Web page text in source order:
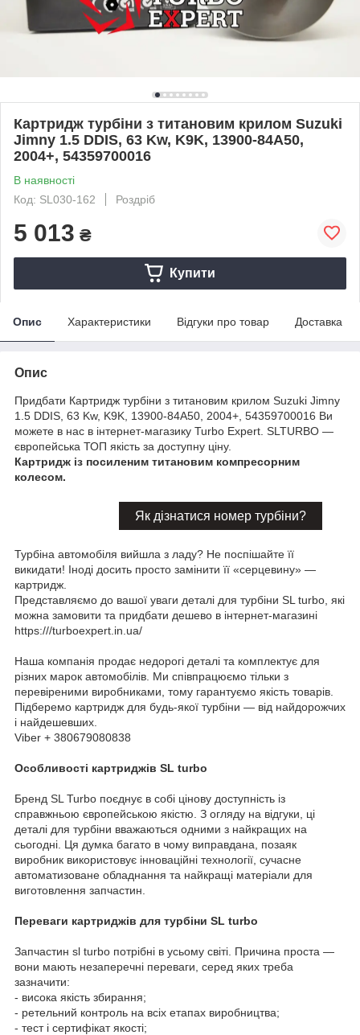
Картридж турбіни з титановим крилом Suzuki
Jimny 1.5 DDIS, 63 Kw, K9K, 13900-84A50,
2004+, 54359700016
В наявності
Код: SL030-162
Роздріб
5 013 ₴
Купити
Опис Характеристики Відгуки про товар Доставка
Опис
Придбати Картридж турбіни з титановим крилом Suzuki Jimny
1.5 DDIS, 63 Kw, K9K, 13900-84A50, 2004+, 54359700016 Ви
можете в нас в інтернет-магазику Turbo Expert. SLTURBO —
європейська ТОП якість за доступну ціну.
Картридж із посиленим титановим компресорним
колесом.
Як дізнатися номер турбіни?
Турбіна автомобіля вийшла з ладу? Не поспішайте її
викидати! Іноді досить просто замінити її «серцевину» —
картридж.
Представляємо до вашої уваги деталі для турбіни SL turbo, які
можна замовити та придбати дешево в інтернет-магазині
https:///turboexpert.in.ua/
Наша компанія продає недорогі деталі та комплектує для
різних марок автомобілів. Ми співпрацюємо тільки з
перевіреними виробниками, тому гарантуємо якість товарів.
Підберемо картридж для будь-якої турбіни — від найдорожчих
і найдешевших.
Viber + 380679080838
Особливості картриджів SL turbo
Бренд SL Turbo поєднує в собі цінову доступність із
справжньою європейською якістю. З огляду на відгуки, ці
деталі для турбіни вважаються одними з найкращих на
сьогодні. Ця думка багато в чому виправдана, позаяк
виробник використовує інноваційні технології, сучасне
автоматизоване обладнання та найкращі матеріали для
виготовлення запчастин.
Переваги картриджів для турбіни SL turbo
Запчастин sl turbo потрібні в усьому світі. Причина проста —
вони мають незаперечні переваги, серед яких треба
зазначити:
- висока якість збирання;
- ретельний контроль на всіх етапах виробництва;
- тест і сертифікат якості;